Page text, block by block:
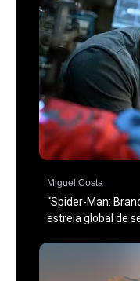
Miguel Costa
“Spider-Man:
estreia global de